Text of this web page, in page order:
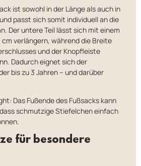
ist sowohl in der Länge als auch in
passt sich somit individuell an die
Der untere Teil lässt sich mit einem
verlängern, während die Breite
und der Knopfleiste
Dadurch eignet sich der
bis zu 3 Jahren – und darüber
Das Fußende des Fußsacks kann
schmutzige Stiefelchen einfach
für besondere